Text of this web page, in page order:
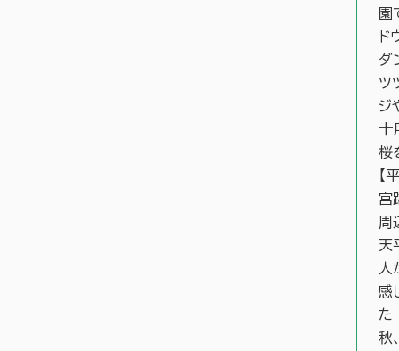
園
ド
ダ
ツ
ジ
十
桜
【
宮
周
天
人
感
た
秋